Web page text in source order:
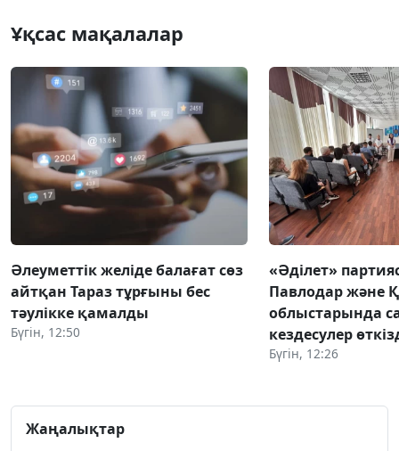
Ұқсас мақалалар
Әлеуметтік желіде балағат сөз
айтқан Тараз тұрғыны бес
тәулікке қамалды
Бүгін, 12:50
«Әділет»
Павлодар және
облыстарында
кездесулер
Бүгін, 12:26
Жаңалықтар